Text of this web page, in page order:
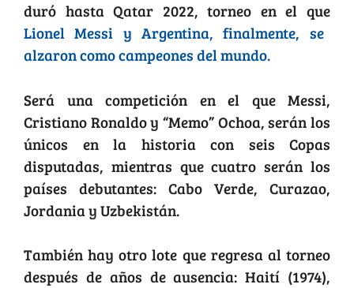
duró hasta Qatar 2022, torneo en el que
Lionel Messi y Argentina, finalmente, se
alzaron como campeones del mundo.
Será una competición en el que Messi,
Cristiano Ronaldo y “Memo” Ochoa, serán los
únicos en la historia con seis Copas
disputadas, mientras que cuatro serán los
países debutantes: Cabo Verde, Curazao,
Jordania y Uzbekistán.
También hay otro lote que regresa al torneo
después de años de ausencia: Haití (1974),